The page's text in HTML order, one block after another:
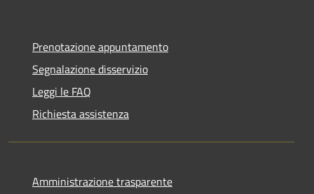
Prenotazione appuntamento
Segnalazione disservizio
Leggi le FAQ
Richiesta assistenza
Amministrazione trasparente